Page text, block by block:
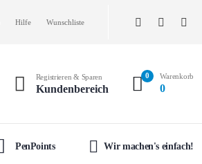
Hilfe Wunschliste
Registrieren & Sparen
Kundenbereich
0 Warenkorb
0
PenPoints Wir machen's einfach!